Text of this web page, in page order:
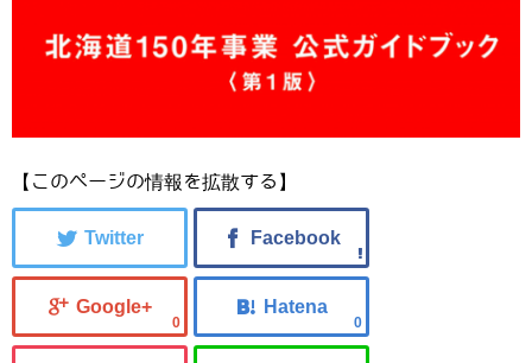
【このページの情報を拡散する】
0 0